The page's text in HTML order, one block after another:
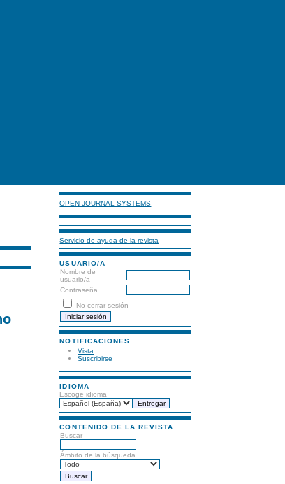
OPEN JOURNAL SYSTEMS
Servicio de ayuda de la revista
USUARIO/A
Nombre de
usuario/a
Contraseña
No cerrar sesión
NOTIFICACIONES
Vista
Suscribirse
IDIOMA
Escoge idioma
CONTENIDO DE LA REVISTA
Buscar
Ámbito de la búsqueda